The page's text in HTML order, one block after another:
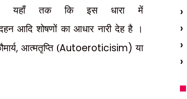
यहाँ तक कि इस धारा में
आदि शोषणों का आधार नारी देह है ।
, आत्मतृप्ति (Autoeroticisim)या